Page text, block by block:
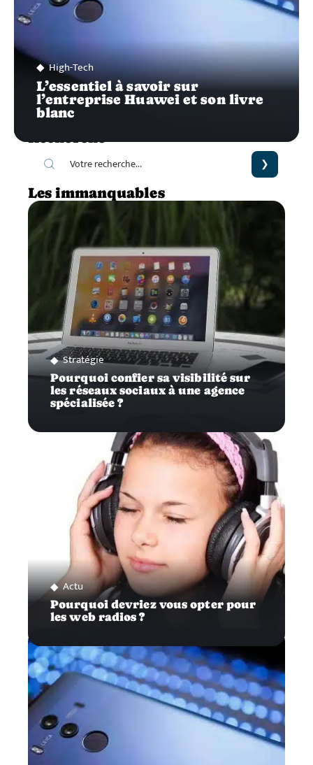
High-Tech
L’essentiel à savoir sur
l’entreprise Huawei et son livre
blanc
Recherche
Les immanquables
Stratégie
Pourquoi confier sa visibilité sur
les réseaux sociaux à une agence
spécialisée ?
Actu
Pourquoi devriez vous opter pour
les web radios ?